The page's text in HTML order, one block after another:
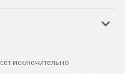
исключительно